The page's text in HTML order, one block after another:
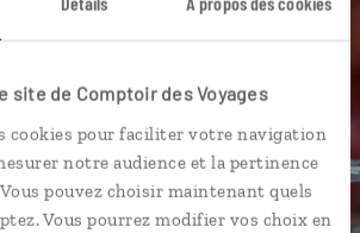
site de Comptoir des Voyages
cookies pour faciliter votre navigation
notre audience et la pertinence
pouvez choisir maintenant quels
Vous pourrez modifier vos choix en
Deogarh Bikaner
Delhi Chittorgarh
Haveli Barli